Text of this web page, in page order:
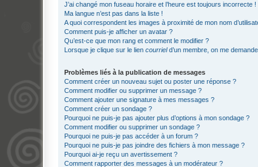
J’ai changé mon fuseau horaire et l’heure est toujours incorrecte !
Ma langue n’est pas dans la liste !
A quoi correspondent les images à proximité de mon nom
Comment puis-je afficher un avatar ?
Qu’est-ce que mon rang et comment le modifier ?
Lorsque je clique sur le lien courrield’un membre, on me
Problèmes liés à la publication de messages
Comment créer un nouveau sujet ou poster une réponse ?
Comment modifier ou supprimer un message ?
Comment ajouter une signature à mes messages ?
Comment créer un sondage ?
Pourquoi ne puis-je pas ajouter plus d’options à mon sondage ?
Comment modifier ou supprimer un sondage ?
Pourquoi ne puis-je pas accéder à un forum ?
Pourquoi ne puis-je pas joindre des fichiers à mon message ?
Pourquoi ai-je reçu un avertissement ?
Comment rapporter des messages à un modérateur ?